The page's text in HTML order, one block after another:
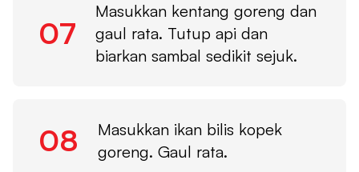
07
Masukkan kentang goreng dan
gaul rata. Tutup api dan
biarkan sambal sedikit sejuk.
08
Masukkan ikan bilis kopek
goreng. Gaul rata.